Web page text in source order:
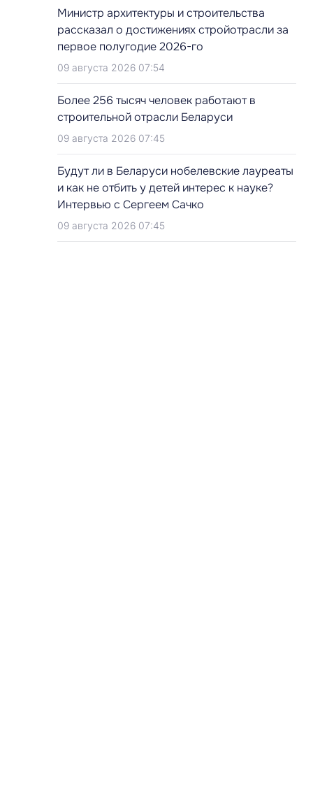
Министр архитектуры и строительства
рассказал о достижениях стройотрасли за
первое полугодие 2026-го
09 августа 2026 07:54
Более 256 тысяч человек работают в
строительной отрасли Беларуси
09 августа 2026 07:45
Будут ли в Беларуси нобелевские лауреаты
и как не отбить у детей интерес к науке?
Интервью с Сергеем Сачко
09 августа 2026 07:45